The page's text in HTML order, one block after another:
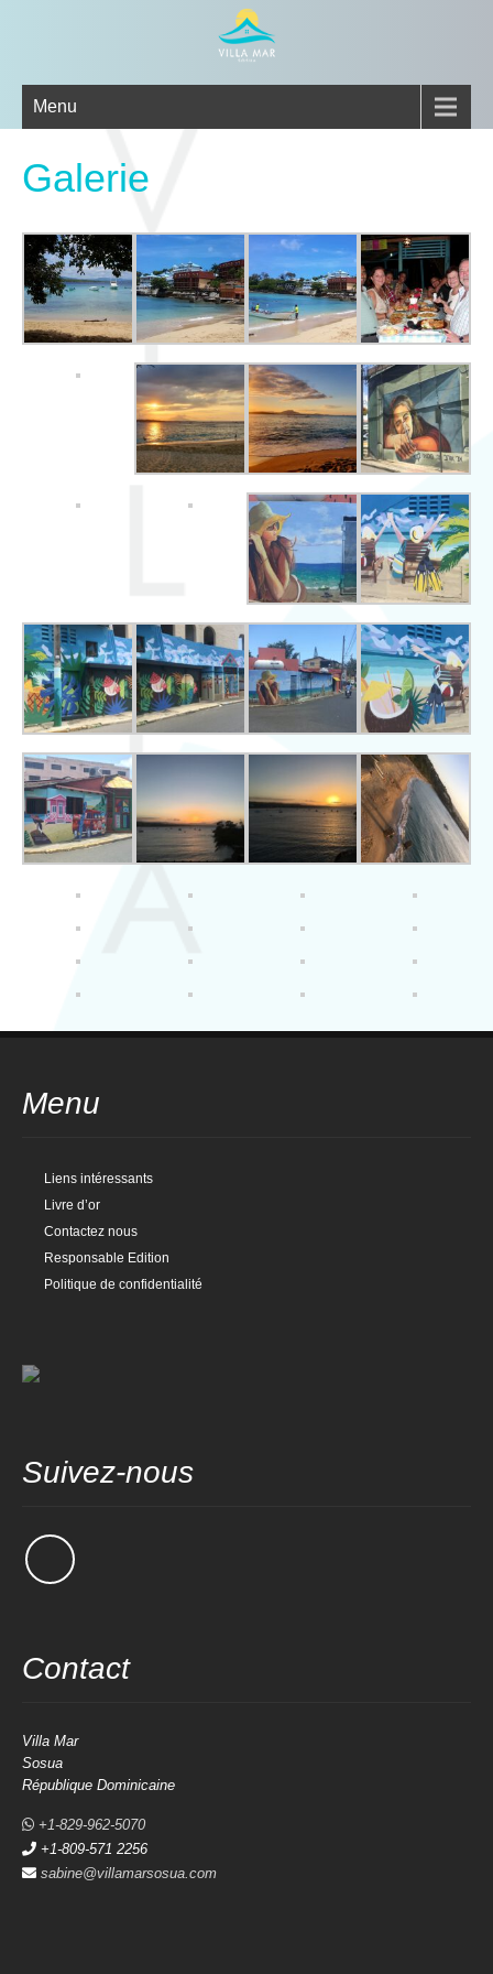
Menu
Galerie
Menu
Liens intéressants
Livre d’or
Contactez nous
Responsable Edition
Politique de confidentialité
Suivez-nous
Contact
Villa Mar
Sosua
République Dominicaine
+1-829-962-5070
+1-809-571 2256
sabine@villamarsosua.com